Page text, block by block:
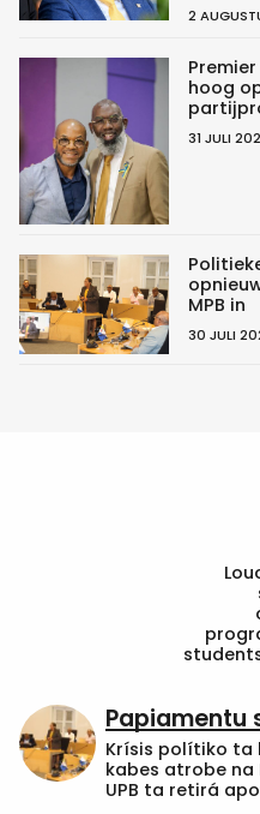
2
hoog
31 JULI
MPB in
30 JULI
Papiamentu
Krísis polítiko ta
kabes atrobe na
UPB ta retirá